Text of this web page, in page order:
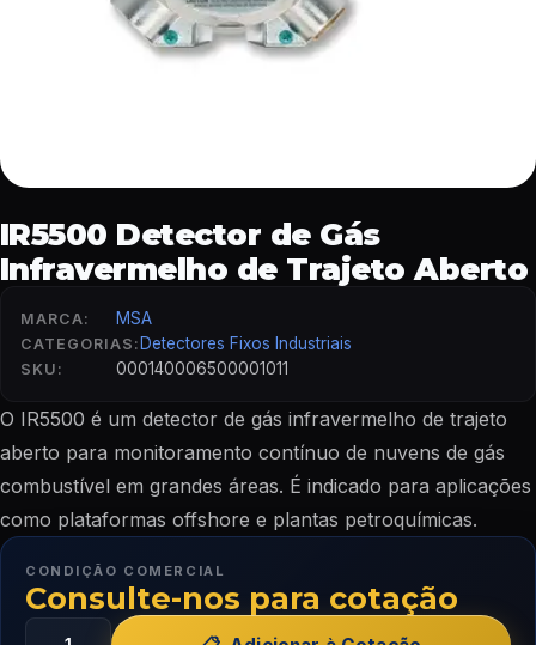
IR5500 Detector de Gás
Infravermelho de Trajeto Aberto
MARCA: MSA
CATEGORIAS: Detectores Fixos Industriais
SKU: 000140006500001011
O IR5500 é um detector de gás infravermelho de trajeto
aberto para monitoramento contínuo de nuvens de gás
combustível em grandes áreas. É indicado para aplicações
como plataformas offshore e plantas petroquímicas.
CONDIÇÃO COMERCIAL
Consulte-nos para cotação